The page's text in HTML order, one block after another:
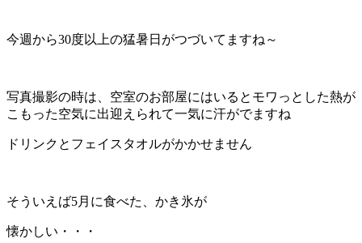
今週から30度以上の猛暑日がつづいてますね～
写真撮影の時は、空室のお部屋にはいるとモワっとした熱が
こもった空気に出迎えられて一気に汗がでますね
ドリンクとフェイスタオルがかかせません
そういえば5月に食べた、かき氷が
懐かしい・・・